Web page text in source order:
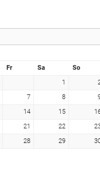
Fr Sa
So
1
7 8
14 15
21 22
28 29